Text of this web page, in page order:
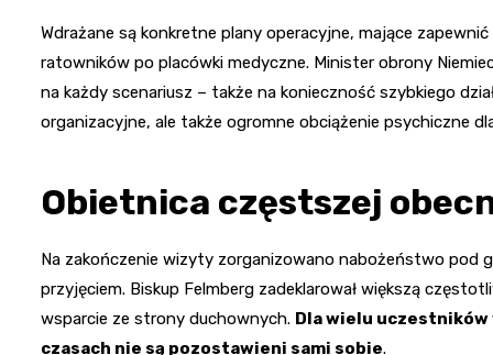
Wdrażane są konkretne plany operacyjne, mające
ratowników po placówki medyczne. Minister obrony
na każdy scenariusz – także na konieczność szybkiego
organizacyjne, ale także ogromne obciążenie psychiczne
Obietnica częstszej
Na zakończenie wizyty zorganizowano nabożeństwo pod
przyjęciem. Biskup Felmberg zadeklarował większą
wsparcie ze strony duchownych. Dla wielu
czasach nie są pozostawieni sami sobie.